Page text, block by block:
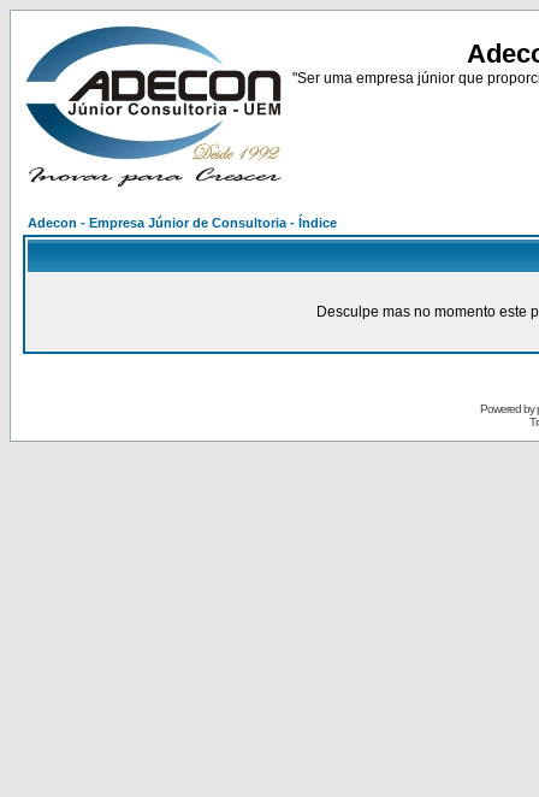
"Ser uma empresa júnior que
Adecon - Empresa Júnior de Consultoria - Índice
Desculpe mas no momento este
Powered by